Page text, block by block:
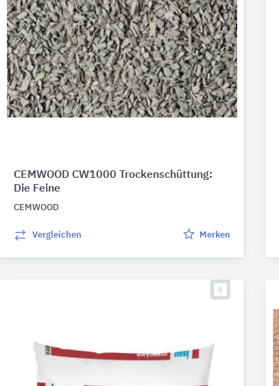
CEMWOOD CW1000 Trockenschüttung:
Die Feine
CEMWOOD
Vergleichen Merken